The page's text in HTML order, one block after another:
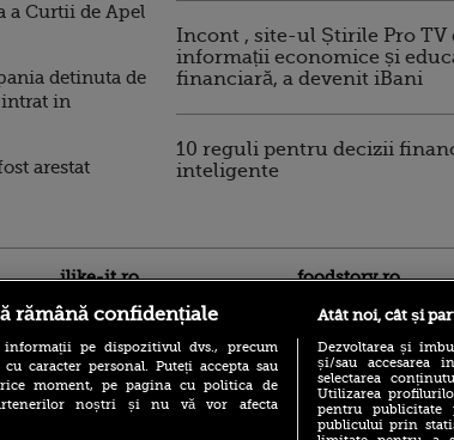
a Curtii de Apel
detinuta de
intrat in
arestat
Incont , site-ul Știrile Pro TV
informații economice și
financiară, a devenit iBani
10 reguli pentru decizii
inteligente
ilike-it.ro foodstory.ro
rămână confidențiale
pe dispozitivul dvs., precum
caracter personal. Puteți accepta sau
moment, pe pagina cu politica de
noștri și nu vă vor afecta
Atât noi, cât și
Dezvoltarea și
și/sau accesarea
selectarea
Utilizarea
pentru publicitate
publicului prin